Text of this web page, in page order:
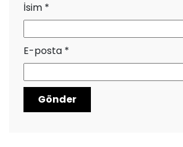
İsim *
E-posta *